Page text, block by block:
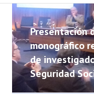
NOTICIAS
INFORMES
INVESTIGACIONES
Presentación
monográfico
de
Seguridad